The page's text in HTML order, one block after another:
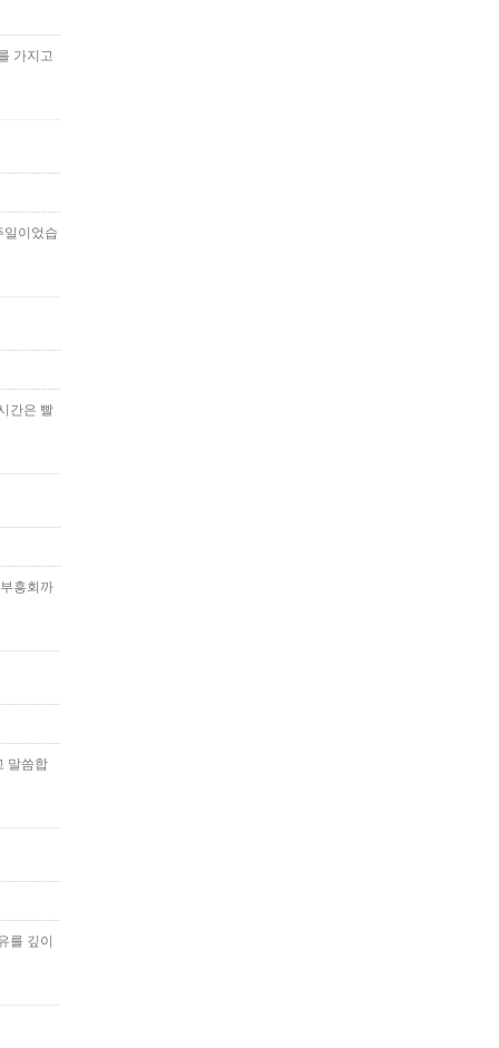
가지고
일이었습
간은 빨
흥회까
말씀합
를 깊이